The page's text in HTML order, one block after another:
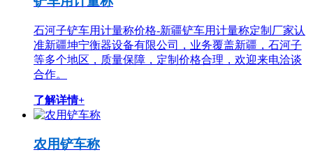
石河子铲车用计量称价格-新疆铲车用计量称定制厂家认
准新疆坤宁衡器设备有限公司，业务覆盖新疆，石河子
等多个地区，质量保障，定制价格合理，欢迎来电洽谈
合作。
了解详情+
农用铲车称